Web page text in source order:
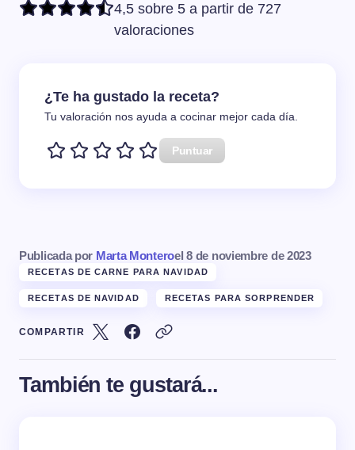
4,5 sobre 5 a partir de 727
valoraciones
¿Te ha gustado la receta?
Tu valoración nos ayuda a cocinar mejor cada día.
Puntuar
Publicada por Marta Monteroel 8 de noviembre de 2023
RECETAS DE CARNE PARA NAVIDAD
RECETAS DE NAVIDAD RECETAS PARA SORPRENDER
COMPARTIR
También te gustará...